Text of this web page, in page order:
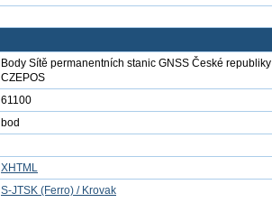
Body Sítě permanentních stanic GNSS České republiky
CZEPOS
61100
bod
XHTML
S-JTSK (Ferro) / Krovak